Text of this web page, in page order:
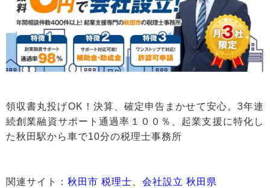
領収書丸投げOK！決算、確定申告まかせて安心。3年連
続創業融資サポート通過率１００％、起業支援に特化し
た秋田駅から車で10分の税理士事務所
関連サイト： 秋田市 税理士 会社設立 秋田県